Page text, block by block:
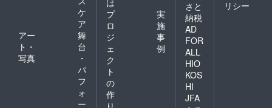
写って
ケ
ア
アー
ト・
写真
舞
台
・
パ
フ
ォ
ー
プ
ロ
ジ
ェ
ク
ト
の
作
り
実
施
事
例
さと
納税
AD
FOR
ALL
HIO
KOS
HI
JFA
リシー